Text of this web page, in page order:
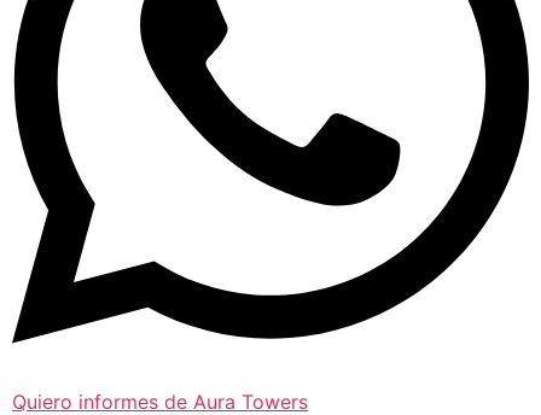
Quiero informes de Aura Towers